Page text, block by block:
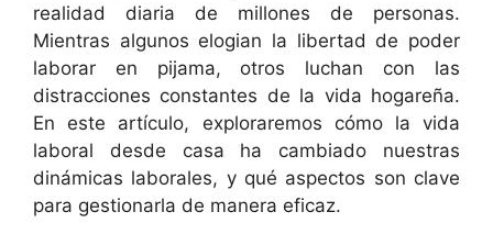
realidad diaria de millones de personas.
Mientras algunos elogian la libertad de poder
laborar en pijama, otros luchan con las
distracciones constantes de la vida hogareña.
En este artículo, exploraremos cómo la vida
laboral desde casa ha cambiado nuestras
dinámicas laborales, y qué aspectos son clave
para gestionarla de manera eficaz.